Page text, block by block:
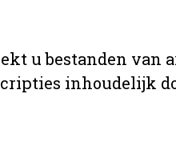
u bestanden
inhoudelijk